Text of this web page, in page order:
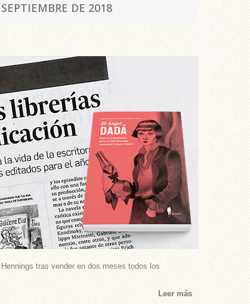
DE 2018
tras vender en dos meses todos los
Leer más